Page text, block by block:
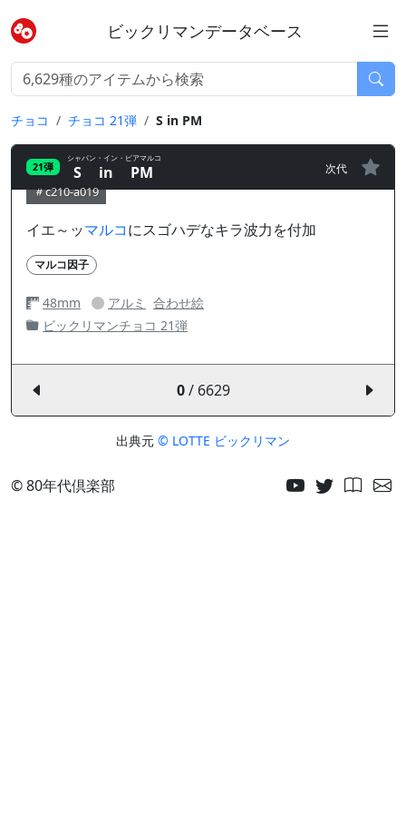
ビックリマンデータベース
チョコ チョコ 21弾 S in PM
21弾 S in PM
シャパン・イン・ピアマルコ
次代
c210-a019
イエ～ッマルコにスゴハデなキラ波力を付加
マルコ因子
48mm アルミ
合わせ絵
ビックリマンチョコ 21弾
0/ 6629
出典元 © LOTTE ビックリマン
© 80年代倶楽部